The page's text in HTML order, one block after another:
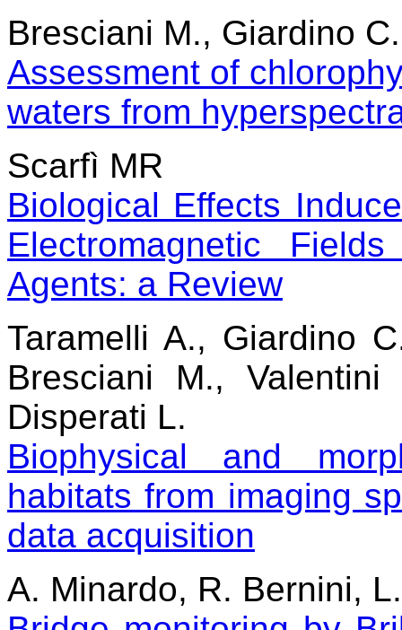
Bresciani M., Giardino
Assessment of
waters from
Scarfì MR
Biological Effects
Electromagnetic
Agents: a Review
Taramelli A., Giardino
Bresciani M.,
Disperati L.
Biophysical and
habitats from imaging
data acquisition
A. Minardo, R. Bernini,